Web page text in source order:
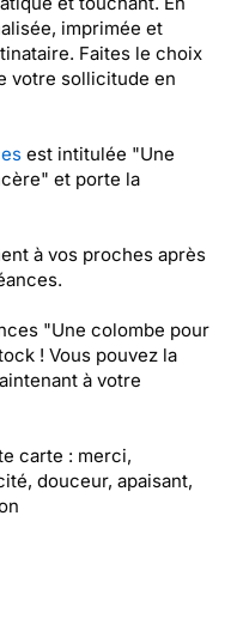
imprimée et
Faites le choix
votre sollicitude en
est intitulée "Une
et porte la
à vos proches après
"Une colombe pour
! Vous pouvez la
à votre
carte : merci,
douceur, apaisant,